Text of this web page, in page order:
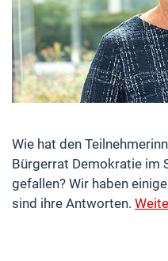
Wie hat den
Bürgerrat Demokratie im
gefallen? Wir haben
sind ihre Antworten.